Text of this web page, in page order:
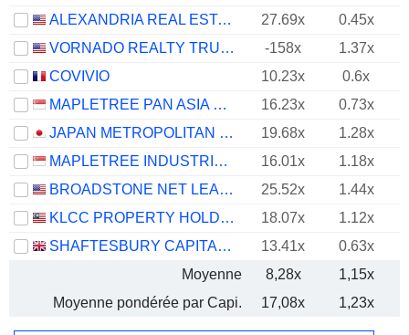
ALEXANDRIA REAL ESTATE EQUITIES, INC.
27.69x
0.45x
VORNADO REALTY TRUST
-158x
1.37x
COVIVIO
10.23x
0.6x
MAPLETREE PAN ASIA COMMERCIAL TRUST
16.23x
0.73x
JAPAN METROPOLITAN FUND INVESTMENT CORPORATION
19.68x 1.28x
MAPLETREE INDUSTRIAL TRUST
16.01x
1.18x
BROADSTONE NET LEASE, INC.
25.52x
1.44x
KLCC PROPERTY HOLDINGS
18.07x
1.12x
SHAFTESBURY CAPITAL PLC
13.41x
0.63x
Moyenne
8,28x
1,15x
Moyenne pondérée par Capi.
17,08x 1,23x